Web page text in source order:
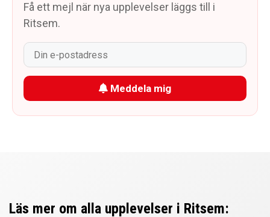
Få ett mejl när nya upplevelser läggs till i
Ritsem.
Meddela mig
Läs mer om alla upplevelser i Ritsem: